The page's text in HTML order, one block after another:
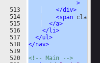
513
514
515
516
517
518
519
520
>
</div>
<span class
</a>
</li>
</ul>
</nav>
<!-- Main -->